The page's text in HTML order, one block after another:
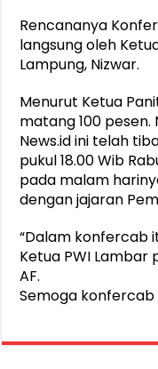
Rencananya
langsung oleh
Lampung, Nizwar.
Menurut Ketua
matang 100
News.id ini telah
pukul 18.00 Wib
pada malam
dengan jajaran
“Dalam konfercab
Ketua PWI Lambar
AF.
Semoga konfercab